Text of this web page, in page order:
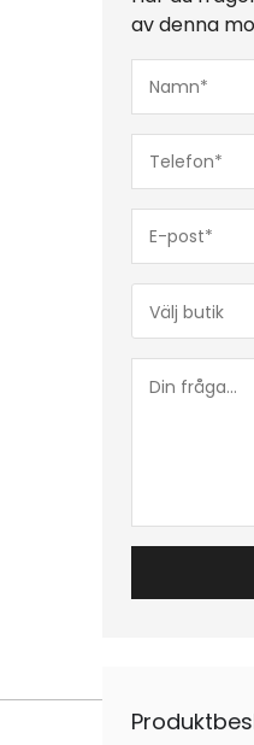
av denna
post*
(Obligatoriskt)
(Obligatoriskt)
fråga...